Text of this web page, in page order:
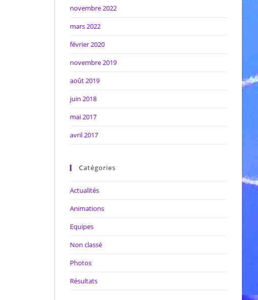
novembre 2022
mars 2022
février 2020
novembre 2019
août 2019
juin 2018
mai 2017
avril 2017
Catégories
Actualités
Animations
Equipes
Non classé
Photos
Résultats